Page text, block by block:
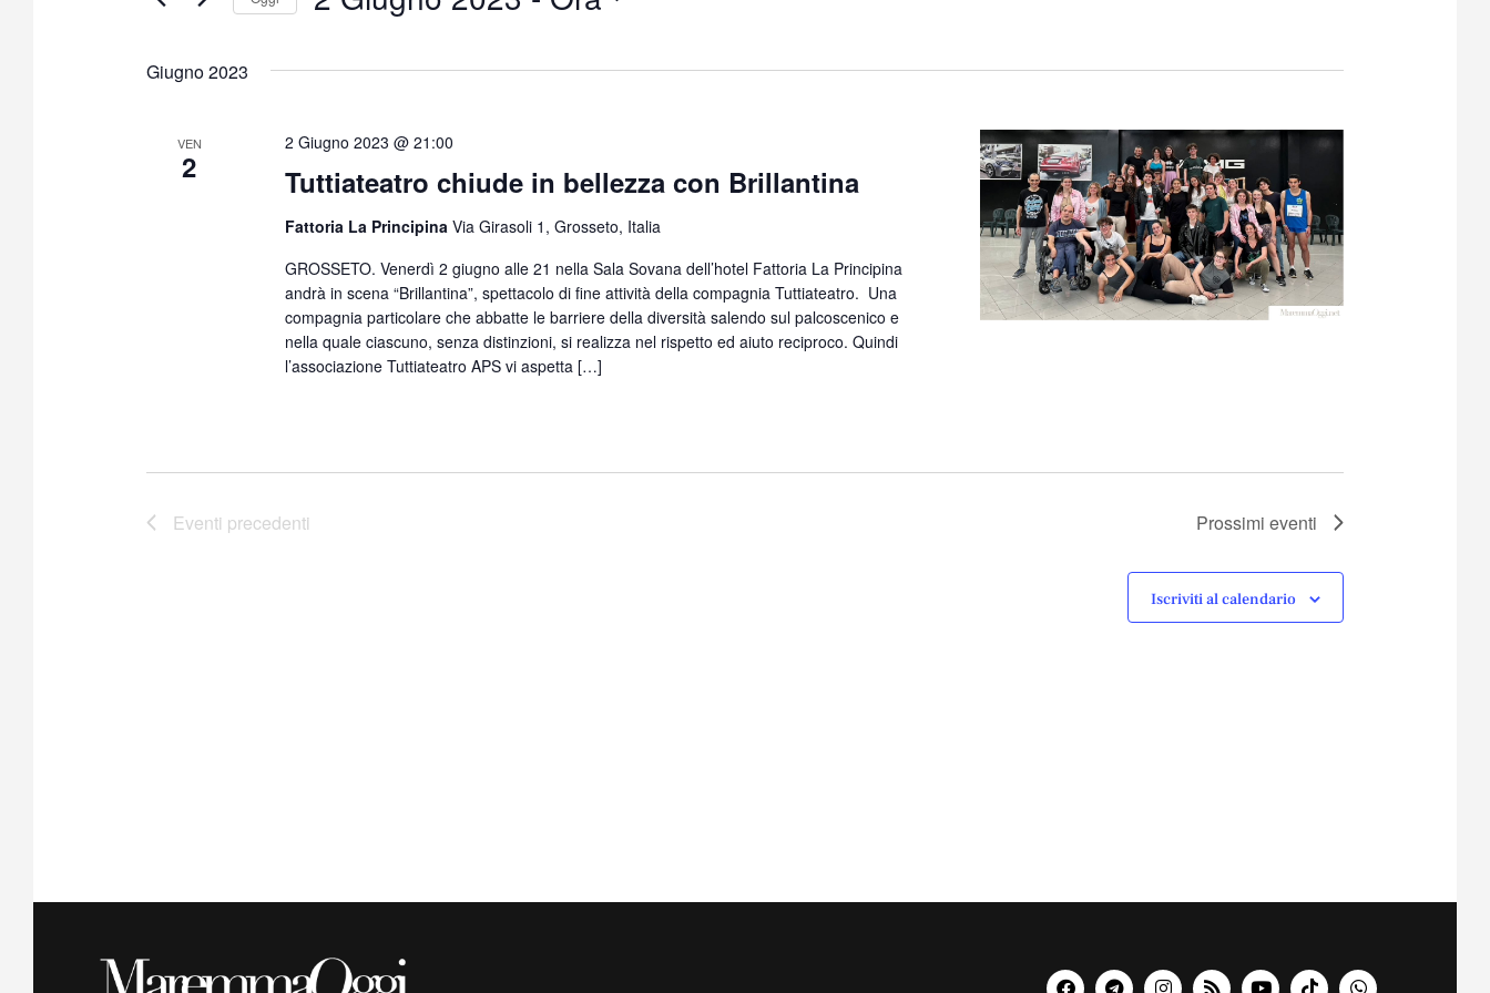
z
o
n
l
a
d
a
t
Giugno 2023
VEN
2 Tuttiateatro chiude in bellezza con Brillantina
2 Giugno 2023 @ 21:00
Fattoria La PrincipinaVia Girasoli 1, Grosseto, Italia
GROSSETO. Venerdì 2 giugno alle 21 nella Sala Sovana dell’hotel Fattoria La Principina
andrà in scena “Brillantina”, spettacolo di fine attività della compagnia Tuttiateatro. Una
compagnia particolare che abbatte le barriere della diversità salendo sul palcoscenico e
nella quale ciascuno, senza distinzioni, si realizza nel rispetto ed aiuto reciproco. Quindi
l’associazione Tuttiateatro APS vi aspetta […]
Eventi precedenti Prossimi eventi
Iscriviti al calendario